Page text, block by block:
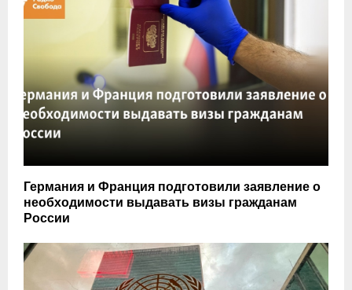
Германия и Франция подготовили заявление о
необходимости выдавать визы гражданам
России